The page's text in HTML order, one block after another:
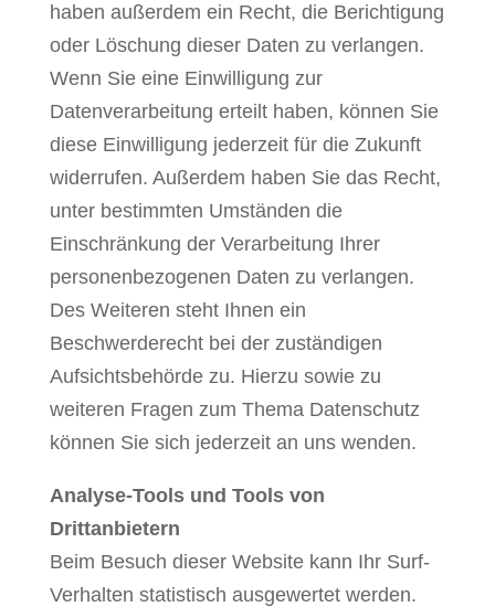
haben außerdem ein Recht, die Berichtigung
oder Löschung dieser Daten zu verlangen.
Wenn Sie eine Einwilligung zur
Datenverarbeitung erteilt haben, können Sie
diese Einwilligung jederzeit für die Zukunft
widerrufen. Außerdem haben Sie das Recht,
unter bestimmten Umständen die
Einschränkung der Verarbeitung Ihrer
personenbezogenen Daten zu verlangen.
Des Weiteren steht Ihnen ein
Beschwerderecht bei der zuständigen
Aufsichtsbehörde zu. Hierzu sowie zu
weiteren Fragen zum Thema Datenschutz
können Sie sich jederzeit an uns wenden.
Analyse-Tools und Tools von
Drittanbietern
Beim Besuch dieser Website kann Ihr Surf-
Verhalten statistisch ausgewertet werden.